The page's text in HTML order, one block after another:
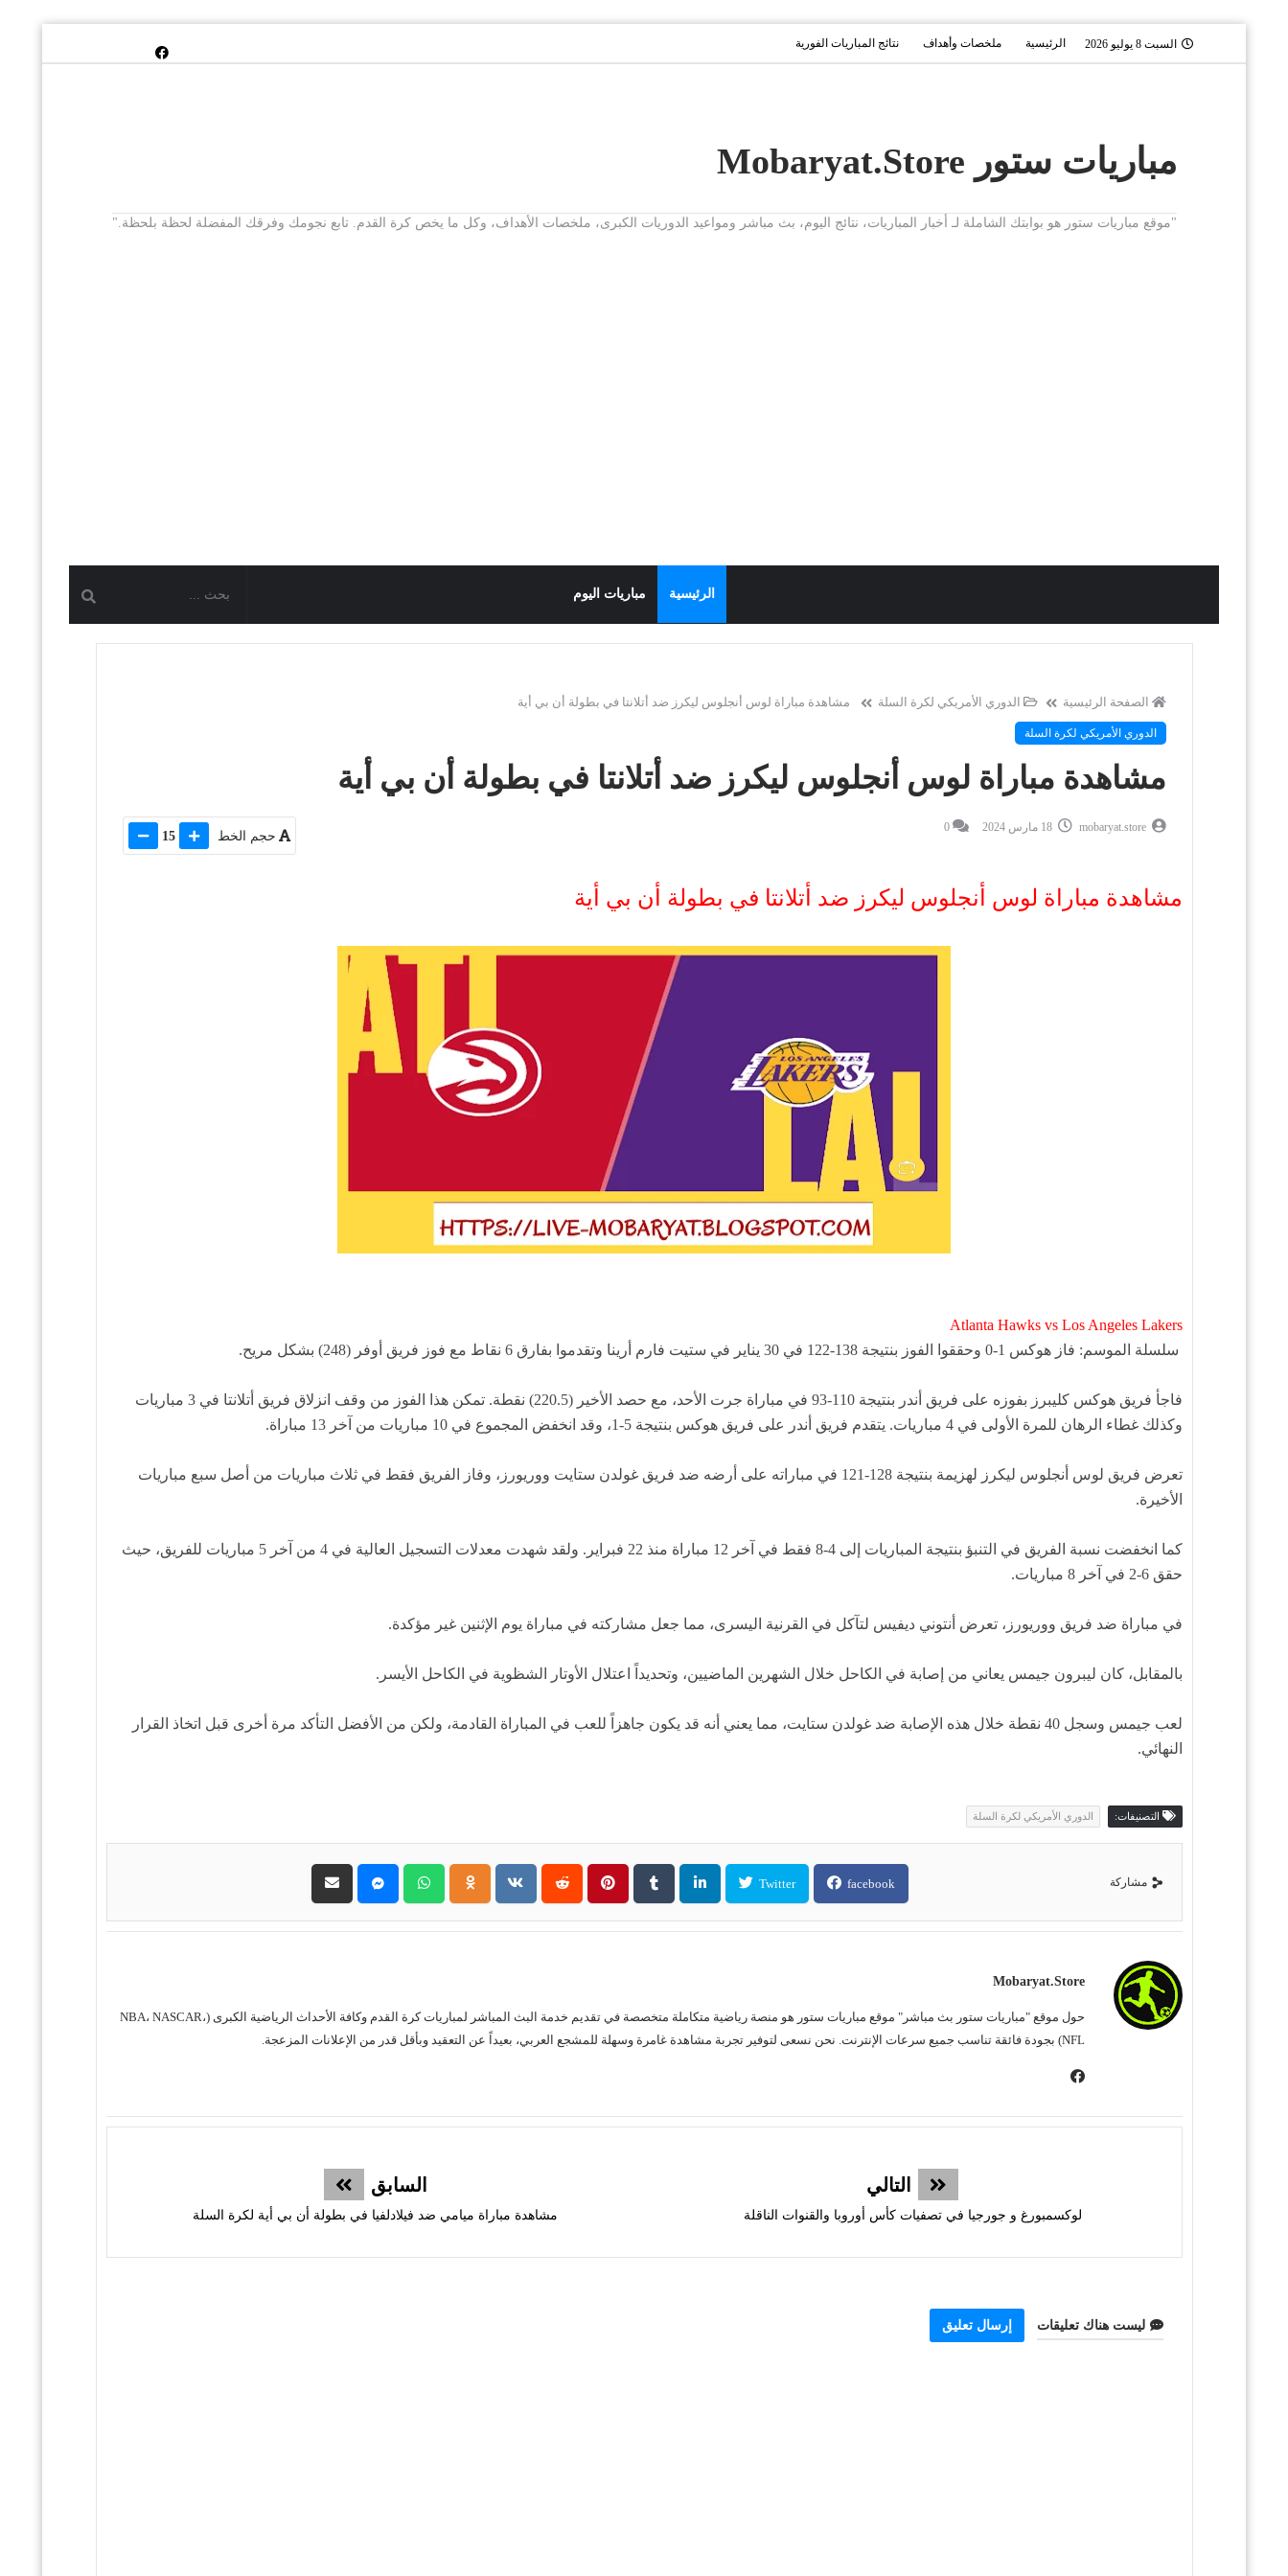
السبت 8 يوليو 2026 الرئيسية ملخصات وأهداف نتائج المباريات الفورية
مباريات ستور Mobaryat.Store
"موقع مباريات ستور هو بوابتك الشاملة لـ أخبار المباريات، نتائج اليوم، بث مباشر ومواعيد الدوريات الكبرى، ملخصات الأهداف، وكل ما يخص كرة القدم. تابع نجومك وفرقك المفضلة لحظة بلحظة."
الرئيسية مباريات اليوم
الصفحة الرئيسية الدوري الأمريكي لكرة السلة مشاهدة مباراة لوس أنجلوس ليكرز ضد أتلانتا في بطولة أن بي أية
الدوري الأمريكي لكرة السلة
مشاهدة مباراة لوس أنجلوس ليكرز ضد أتلانتا في بطولة أن بي أية
mobaryat.store 18 مارس 2024 0
حجم الخط 15
مشاهدة مباراة لوس أنجلوس ليكرز ضد أتلانتا في بطولة أن بي أية
Atlanta Hawks vs Los Angeles Lakers
سلسلة الموسم: فاز هوكس 1-0 وحققوا الفوز بنتيجة 138-122 في 30 يناير في ستيت فارم أرينا وتقدموا بفارق 6 نقاط مع فوز فريق أوفر (248) بشكل مريح.
فاجأ فريق هوكس كليبرز بفوزه على فريق أندر بنتيجة 110-93 في مباراة جرت الأحد، مع حصد الأخير (220.5) نقطة. تمكن هذا الفوز من وقف انزلاق فريق أتلانتا في 3 مباريات
وكذلك غطاء الرهان للمرة الأولى في 4 مباريات. يتقدم فريق أندر على فريق هوكس بنتيجة 5-1، وقد انخفض المجموع في 10 مباريات من آخر 13 مباراة.
تعرض فريق لوس أنجلوس ليكرز لهزيمة بنتيجة 128-121 في مباراته على أرضه ضد فريق غولدن ستايت ووريورز، وفاز الفريق فقط في ثلاث مباريات من أصل سبع مباريات
الأخيرة.
كما انخفضت نسبة الفريق في التنبؤ بنتيجة المباريات إلى 4-8 فقط في آخر 12 مباراة منذ 22 فبراير. ولقد شهدت معدلات التسجيل العالية في 4 من آخر 5 مباريات للفريق، حيث
حقق 6-2 في آخر 8 مباريات.
في مباراة ضد فريق ووريورز، تعرض أنتوني ديفيس لتآكل في القرنية اليسرى، مما جعل مشاركته في مباراة يوم الإثنين غير مؤكدة.
بالمقابل، كان ليبرون جيمس يعاني من إصابة في الكاحل خلال الشهرين الماضيين، وتحديداً اعتلال الأوتار الشظوية في الكاحل الأيسر.
لعب جيمس وسجل 40 نقطة خلال هذه الإصابة ضد غولدن ستايت، مما يعني أنه قد يكون جاهزاً للعب في المباراة القادمة، ولكن من الأفضل التأكد مرة أخرى قبل اتخاذ القرار
النهائي.
التصنيفات: الدوري الأمريكي لكرة السلة
مشاركة facebook
Twitter
Mobaryat.store
حول موقع "مباريات ستور بث مباشر" موقع مباريات ستور هو منصة رياضية متكاملة متخصصة في تقديم خدمة البث المباشر لمباريات كرة القدم وكافة الأحداث الرياضية الكبرى (NBA، NASCAR،
NFL) بجودة فائقة تناسب جميع سرعات الإنترنت. نحن نسعى لتوفير تجربة مشاهدة غامرة وسهلة للمشجع العربي، بعيداً عن التعقيد وبأقل قدر من الإعلانات المزعجة.
التالي
لوكسمبورغ و جورجيا في تصفيات كأس أوروبا والقنوات الناقلة
السابق
مشاهدة مباراة ميامي ضد فيلادلفيا في بطولة أن بي أية لكرة السلة
ليست هناك تعليقات إرسال تعليق